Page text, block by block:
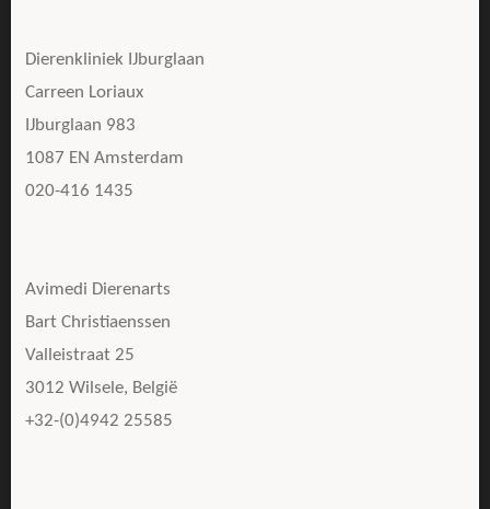
Dierenkliniek IJburglaan
Carreen Loriaux
IJburglaan 983
1087 EN Amsterdam
020-416 1435
Avimedi Dierenarts
Bart Christiaenssen
Valleistraat 25
3012 Wilsele, België
+32-(0)4942 25585